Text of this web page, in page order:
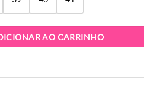
AO CARRINHO